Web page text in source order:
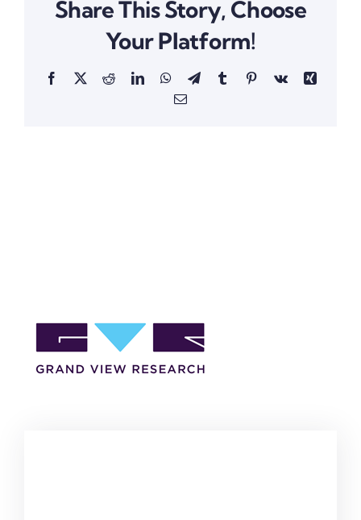
Share This Story, Choose
Your Platform!
Facebook
X RedditLinkedInWhatsApp
TelegramTumblrPinterestVk
Xing
Email